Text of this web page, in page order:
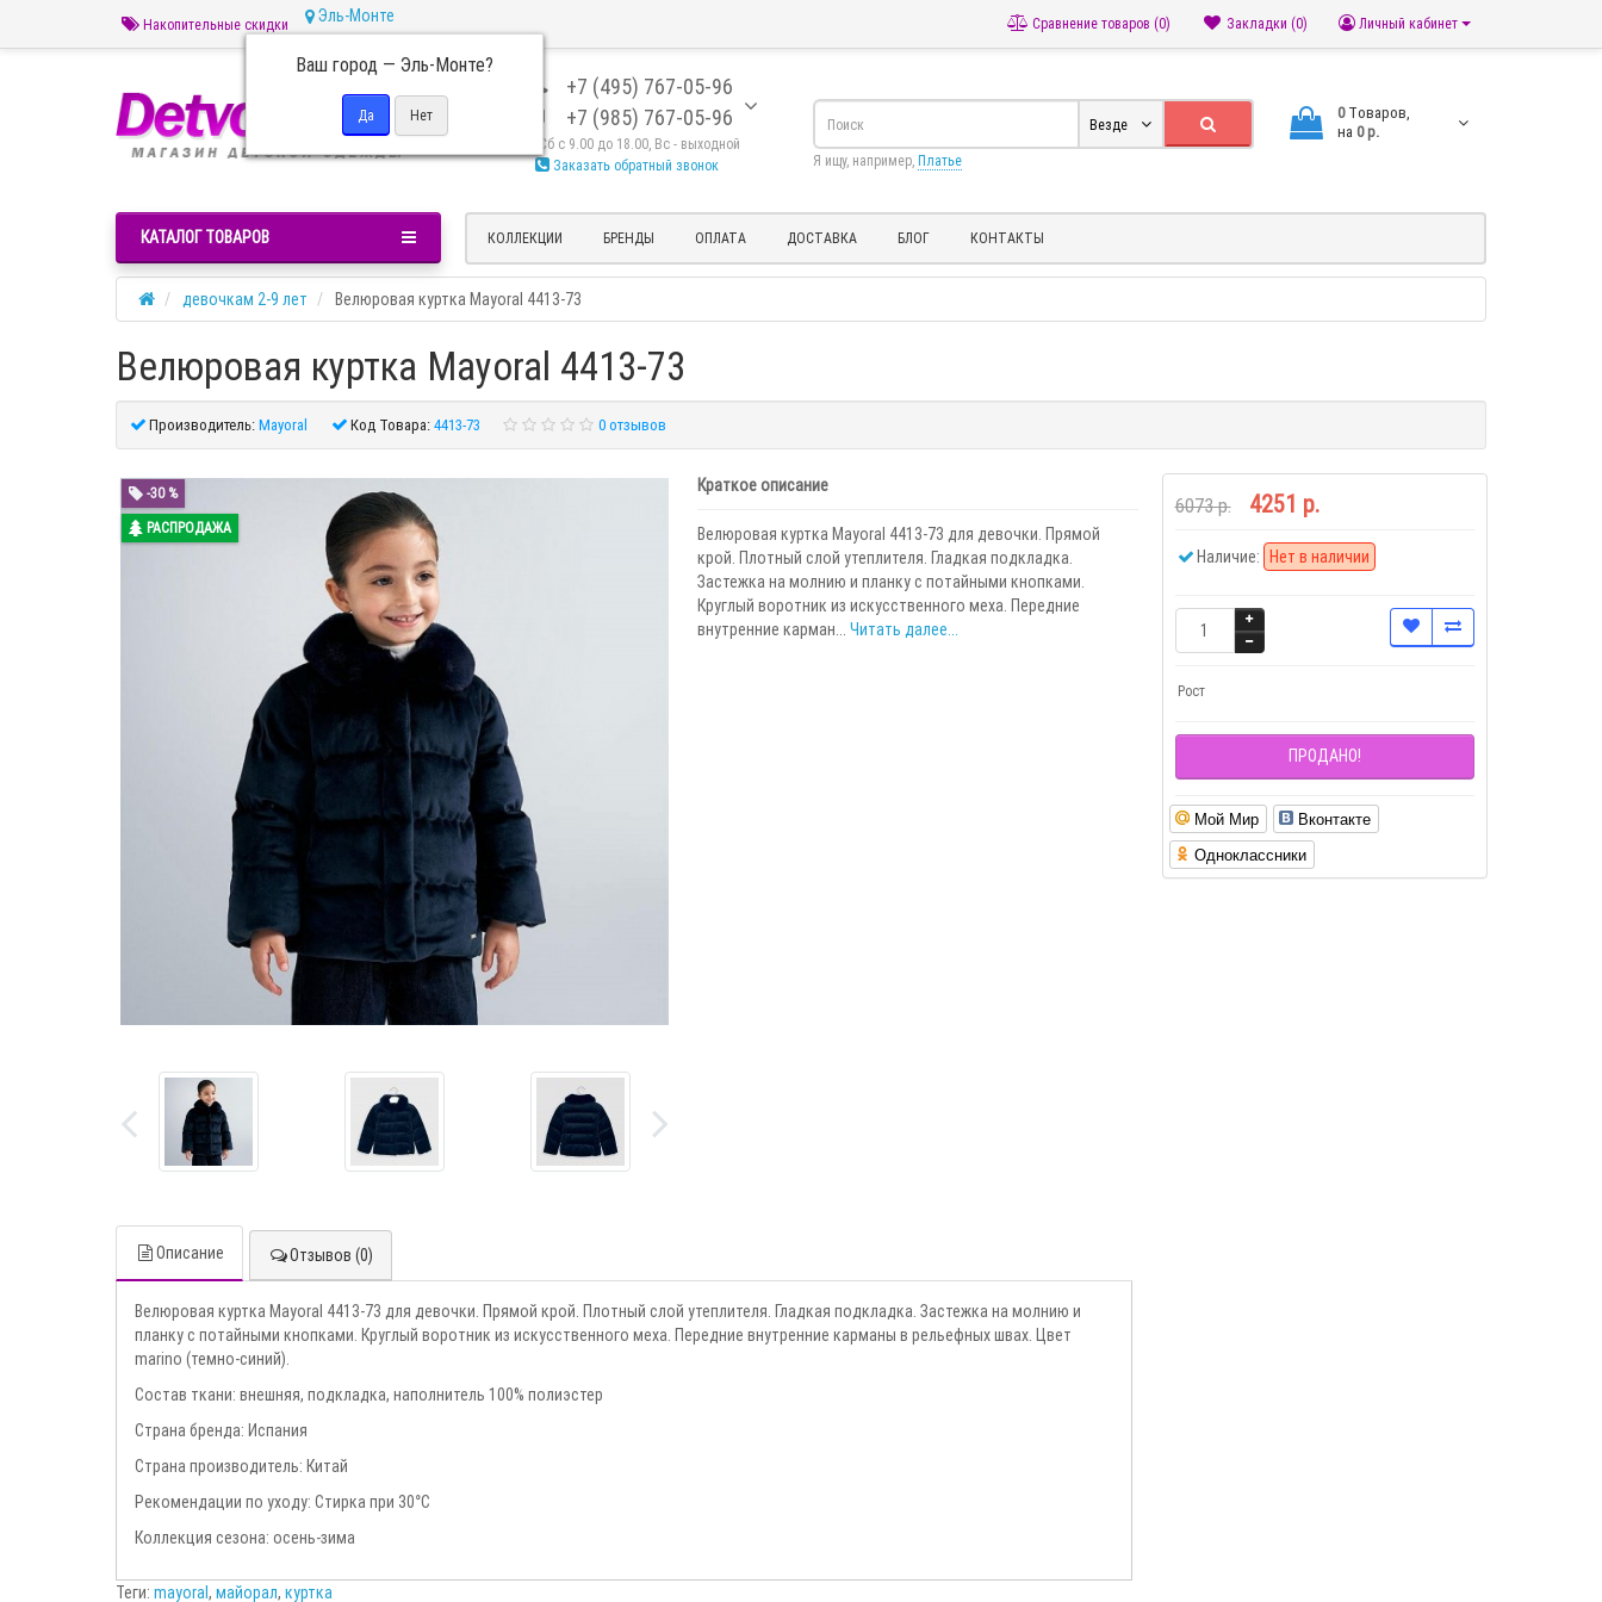
Накопительные скидки Эль-Монте
Ваш город — Эль-Монте?
Личный кабинет
Закладки (0)
Сравнение товаров (0)
+7 (495) 767-05-96
+7 (985) 767-05-96
Пн - Сб с 9.00 до 18.00, Вс - выходной
Заказать обратный звонок
0 Tоваров,
на 0 р.
Везде
Я ищу, например, Платье
КОЛЛЕКЦИИ БРЕНДЫ ОПЛАТА ДОСТАВКА БЛОГ КОНТАКТЫ
КАТАЛОГ ТОВАРОВ
девочкам 2-9 лет Велюровая куртка Mayoral 4413-73
Велюровая куртка Mayoral 4413-73
Производитель:Mayoral Код Товара:4413-73 0 отзывов
-30 %
РАСПРОДАЖА
Краткое описание
Велюровая куртка Mayoral 4413-73 для девочки. Прямой
крой. Плотный слой утеплителя. Гладкая подкладка.
Застежка на молнию и планку с потайными кнопками.
Круглый воротник из искусственного меха. Передние
внутренние карман... Читать далее...
6073 р. 4251 р.
Наличие: Нет в наличии
Рост
ПРОДАНО!
Мой Мир
Вконтакте
Одноклассники
Описание Отзывов (0)
Велюровая куртка Mayoral 4413-73 для девочки. Прямой крой. Плотный слой утеплителя. Гладкая подкладка. Застежка на молнию и
планку с потайными кнопками. Круглый воротник из искусственного меха. Передние внутренние карманы в рельефных швах. Цвет
marino (темно-синий).
Состав ткани: внешняя, подкладка, наполнитель 100% полиэстер
Страна бренда: Испания
Страна производитель: Китай
Рекомендации по уходу: Стирка при 30°С
Коллекция сезона: осень-зима
Теги: mayoral, майорал, куртка